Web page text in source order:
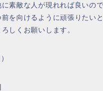
に素敵な人が現れれば良いの
を向けるように頑張りたい
しくお願いします。